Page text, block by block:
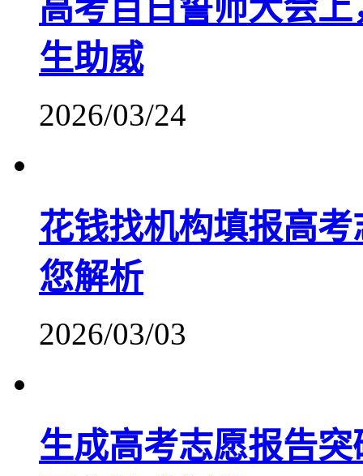
高考百日誓师大会
生助威
2026/03/24
花钱找机构填报高
您解析
2026/03/03
生成高考志愿报告